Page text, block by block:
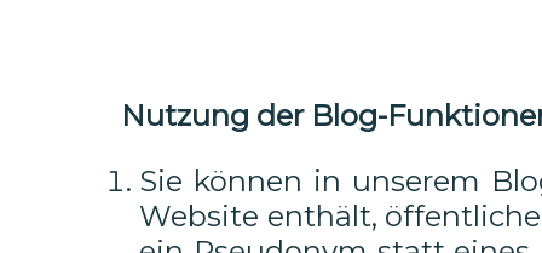
Nutzung der Blog-
Sie können in unserem
Website enthält,